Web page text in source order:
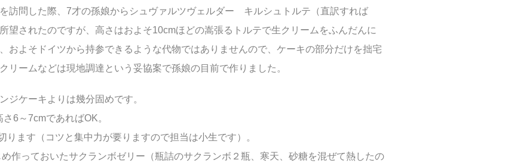
訪問した際、7才の孫娘からシュヴァルツヴェルダー キルシュトルテ（直訳すれば
望されたのですが、高さはおよそ10cmほどの嵩張るトルテで生クリームをふんだんに
およそドイツから持参できるような代物ではありませんので、ケーキの部分だけを拙宅
リームなどは現地調達という妥協案で孫娘の目前で作りました。
ジケーキよりは幾分固めです。
6～7cmであればOK。
ます（コツと集中力が要りますので担当は小生です）。
作っておいたサクランボゼリー（瓶詰のサクランボ２瓶、寒天、砂糖を混ぜて熱したの